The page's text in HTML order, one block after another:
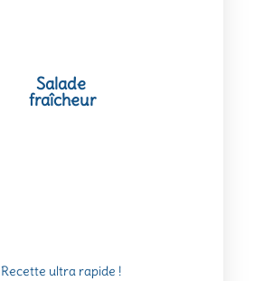
Salade
fraîcheur
Recette ultra rapide !